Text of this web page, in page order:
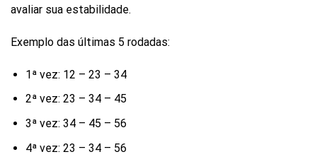
avaliar sua estabilidade.
Exemplo das últimas 5 rodadas:
1ª vez: 12 – 23 – 34
2ª vez: 23 – 34 – 45
3ª vez: 34 – 45 – 56
4ª vez: 23 – 34 – 56